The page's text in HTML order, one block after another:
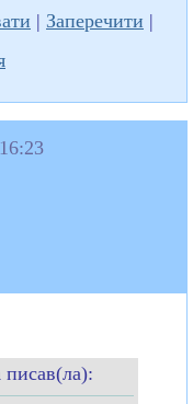
| Заперечити |
писав(ла):